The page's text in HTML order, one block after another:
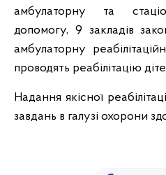
амбулаторну та
допомогу, 9 закладів
амбулаторну
проводять реабілітацію
Надання якісної
завдань в галузі охорони